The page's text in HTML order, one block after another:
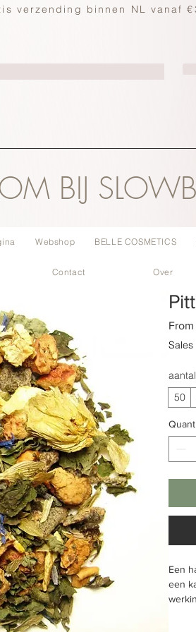
verzending binnen NL vanaf
BIJ
Webshop BELLE COSMETICS
Contact Over
From
Sales
50
Een
een